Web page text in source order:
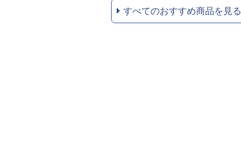
すべてのおすすめ商品を見る